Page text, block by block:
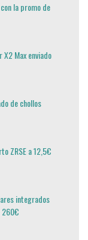
la promo de
Max enviado
de chollos
ZRSE a 12,5€
integrados
260€